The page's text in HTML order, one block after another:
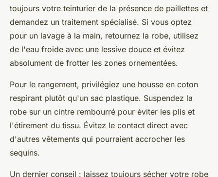
toujours votre teinturier de la présence de paillettes et
demandez un traitement spécialisé. Si vous optez
pour un lavage à la main, retournez la robe, utilisez
de l'eau froide avec une lessive douce et évitez
absolument de frotter les zones ornementées.
Pour le rangement, privilégiez une housse en coton
respirant plutôt qu'un sac plastique. Suspendez la
robe sur un cintre rembourré pour éviter les plis et
l'étirement du tissu. Évitez le contact direct avec
d'autres vêtements qui pourraient accrocher les
sequins.
Un dernier conseil : laissez toujours sécher votre robe